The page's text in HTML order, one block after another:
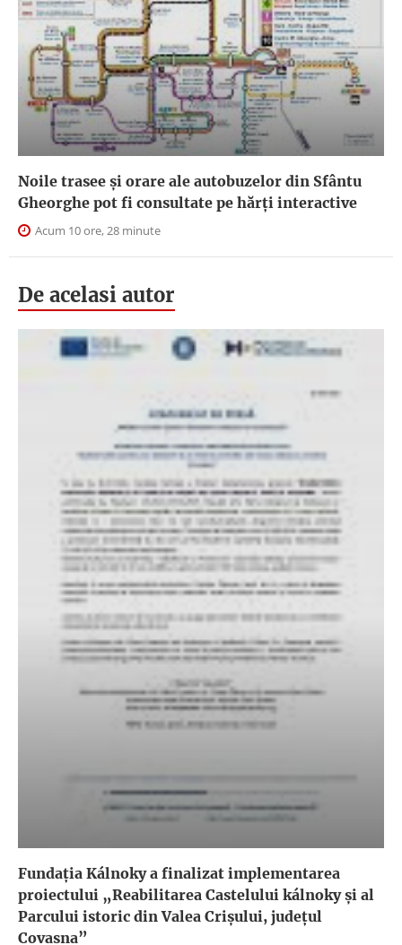
Noile trasee și orare ale autobuzelor din Sfântu
Gheorghe pot fi consultate pe hărți interactive
Acum 10 ore, 28 minute
De acelasi autor
Fundația Kálnoky a finalizat implementarea
proiectului „Reabilitarea Castelului kálnoky și al
Parcului istoric din Valea Crișului, județul
Covasna”